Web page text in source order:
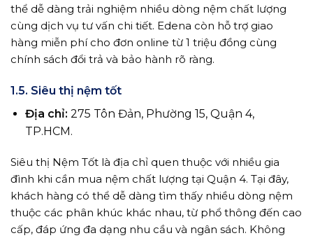
thể dễ dàng trải nghiệm nhiều dòng nệm chất lượng
cùng dịch vụ tư vấn chi tiết. Edena còn hỗ trợ giao
hàng miễn phí cho đơn online từ 1 triệu đồng cùng
chính sách đổi trả và bảo hành rõ ràng.
1.5. Siêu thị nệm tốt
Địa chỉ: 275 Tôn Đản, Phường 15, Quận 4,
TP.HCM.
Siêu thị Nệm Tốt là địa chỉ quen thuộc với nhiều gia
đình khi cần mua nệm chất lượng tại Quận 4. Tại đây,
khách hàng có thể dễ dàng tìm thấy nhiều dòng nệm
thuộc các phân khúc khác nhau, từ phổ thông đến cao
cấp, đáp ứng đa dạng nhu cầu và ngân sách. Không